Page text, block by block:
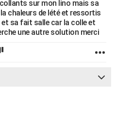
sur mon lino mais sa
chaleurs de lété et ressortis
sa fait salle car la colle et
une autre solution merci